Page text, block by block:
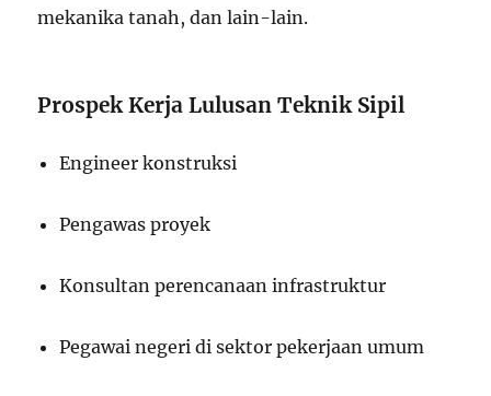
mekanika tanah, dan lain-lain.
Prospek Kerja Lulusan Teknik Sipil
Engineer konstruksi
Pengawas proyek
Konsultan perencanaan infrastruktur
Pegawai negeri di sektor pekerjaan umum